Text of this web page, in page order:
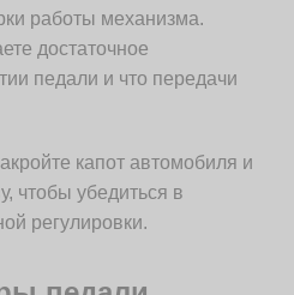
работы механизма.
достаточное
педали и что передачи
капот автомобиля и
чтобы убедиться в
регулировки.